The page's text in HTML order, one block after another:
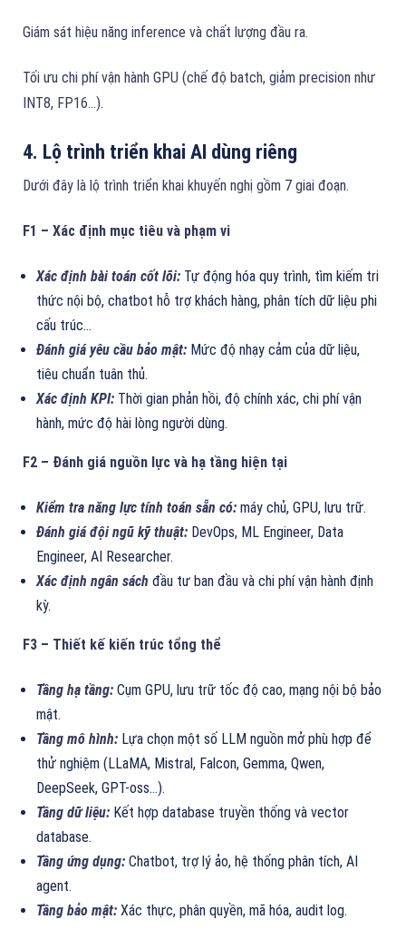
Giám sát hiệu năng inference và chất lượng đầu ra.
Tối ưu chi phí vận hành GPU (chế độ batch, giảm precision như
INT8, FP16…).
4. Lộ trình triển khai AI dùng riêng
Dưới đây là lộ trình triển khai khuyến nghị gồm 7 giai đoạn.
F1 – Xác định mục tiêu và phạm vi
Xác định bài toán cốt lõi: Tự động hóa quy trình, tìm kiếm tri
thức nội bộ, chatbot hỗ trợ khách hàng, phân tích dữ liệu phi
cấu trúc…
Đánh giá yêu cầu bảo mật: Mức độ nhạy cảm của dữ liệu,
tiêu chuẩn tuân thủ.
Xác định KPI: Thời gian phản hồi, độ chính xác, chi phí vận
hành, mức độ hài lòng người dùng.
F2 – Đánh giá nguồn lực và hạ tầng hiện tại
Kiểm tra năng lực tính toán sẵn có: máy chủ, GPU, lưu trữ.
Đánh giá đội ngũ kỹ thuật: DevOps, ML Engineer, Data
Engineer, AI Researcher.
Xác định ngân sách đầu tư ban đầu và chi phí vận hành định
kỳ.
F3 – Thiết kế kiến trúc tổng thể
Tầng hạ tầng: Cụm GPU, lưu trữ tốc độ cao, mạng nội bộ bảo
mật.
Tầng mô hình: Lựa chọn một số LLM nguồn mở phù hợp để
thử nghiệm (LLaMA, Mistral, Falcon, Gemma, Qwen,
DeepSeek, GPT-oss…).
Tầng dữ liệu: Kết hợp database truyền thống và vector
database.
Tầng ứng dụng: Chatbot, trợ lý ảo, hệ thống phân tích, AI
agent.
Tầng bảo mật: Xác thực, phân quyền, mã hóa, audit log.